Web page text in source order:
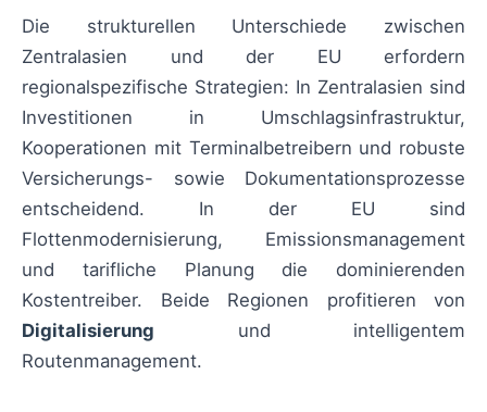
Die strukturellen Unterschiede zwischen
Zentralasien und der EU erfordern
regionalspezifische Strategien: In Zentralasien sind
Investitionen in Umschlagsinfrastruktur,
Kooperationen mit Terminalbetreibern und robuste
Versicherungs- sowie Dokumentationsprozesse
entscheidend. In der EU sind
Flottenmodernisierung, Emissionsmanagement
und tarifliche Planung die dominierenden
Kostentreiber. Beide Regionen profitieren von
Digitalisierung und intelligentem
Routenmanagement.